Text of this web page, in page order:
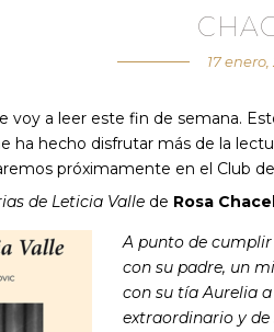
17 enero,
voy a leer este fin de semana.
ha hecho disfrutar más de la
próximamente en el Club de
de Leticia Valle de Rosa
A punto de
con su padre, un
con su tía Aurelia
extraordinario y de